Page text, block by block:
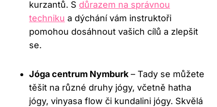
kurzantů. S důrazem na správnou
techniku a dýchání vám instruktoři
pomohou dosáhnout vašich cílů a zlepšit
se.
Jóga centrum Nymburk – Tady se můžete
těšit na různé druhy jógy, včetně hatha
jógy, vinyasa flow či kundalini jógy. Skvělá